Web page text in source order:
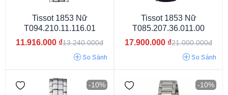
Pin/Quartz Cơ
Tissot 1853 Nữ
T094.210.11.116.01
11.916.000 ₫13.240.000đ
So Sánh
Tissot 1853 Nữ
T085.207.36.011.00
17.900.000 ₫21.000.000đ
So Sánh
-10% -10%